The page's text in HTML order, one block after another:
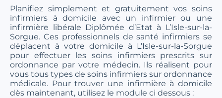
Planifiez simplement et gratuitement vos soins
infirmiers à domicile avec un infirmier ou une
infirmière libérale Diplômée d’Etat à L’Isle-sur-la-
Sorgue. Ces professionnels de santé infirmiers se
déplacent à votre domicile à L’Isle-sur-la-Sorgue
pour effectuer les soins infirmiers prescrits sur
ordonnance par votre médecin. Ils réalisent pour
vous tous types de soins infirmiers sur ordonnance
médicale. Pour trouver une infirmière à domicile
dès maintenant, utilisez le module ci dessous :